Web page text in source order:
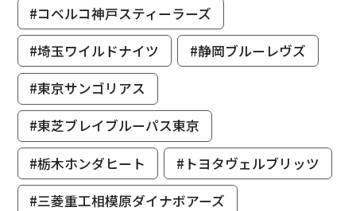
#コベルコ神戸スティーラーズ
#埼玉ワイルドナイツ
#静岡ブルーレヴズ
#東京サンゴリアス
#東芝ブレイブルーパス東京
#栃木ホンダヒート
#トヨタヴェルブリッツ
#三菱重工相模原ダイナボアーズ